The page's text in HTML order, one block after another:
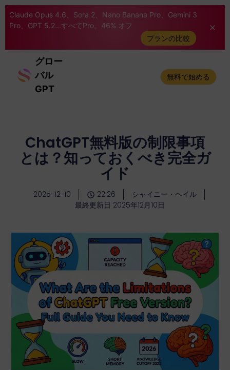
Claude Opus 4.6、Sora 2、Nano Banana Pro、Gemini 3
Pro、GPT 5.2...すべてPro。46% オフ
プランの比較
グロー
バル
GPT
無料で始める
ChatGPT無料版の制限事項
とは？知っておくべき完全ガ
イド
2025-12-10 22:26
シャイニー・ヘイル
最終更新日 2025年12月10日